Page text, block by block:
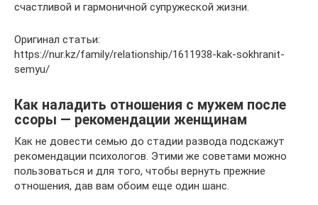
счастливой и гармоничной супружеской жизни.
Оригинал статьи:
https://nur.kz/family/relationship/1611938-kak-sokhranit-
semyu/
Как наладить отношения с мужем после
ссоры — рекомендации женщинам
Как не довести семью до стадии развода подскажут
рекомендации психологов. Этими же советами можно
пользоваться и для того, чтобы вернуть прежние
отношения, дав вам обоим еще один шанс.